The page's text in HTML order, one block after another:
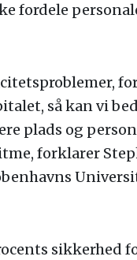
fordele
så kan vi
plads og
forklarer
sikkerhed